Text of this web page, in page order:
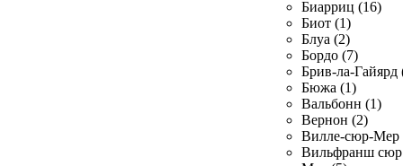
Биарриц (16)
Биот (1)
Блуа (2)
Бордо (7)
Брив-ла-Гайярд
Бюжа (1)
Вальбонн (1)
Вернон (2)
Вилле-сюр-Мер
Вильфранш сюр